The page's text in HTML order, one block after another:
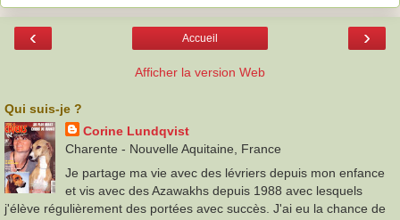
‹ ›
Accueil
Afficher la version Web
Qui suis-je ?
Corine Lundqvist
Charente - Nouvelle Aquitaine, France
Je partage ma vie avec des lévriers depuis mon enfance
et vis avec des Azawakhs depuis 1988 avec lesquels
j'élève régulièrement des portées avec succès. J'ai eu la chance de